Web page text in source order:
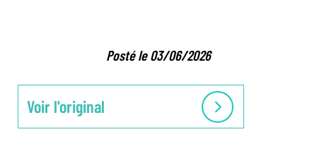
Posté le 03/06/2026
Voir l'original